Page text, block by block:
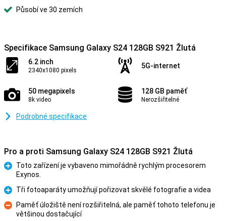
Působí ve 30 zemích
Specifikace Samsung Galaxy S24 128GB S921 Žlutá
6.2 inch
2340x1080 pixels
5G-internet
50 megapixels
8k video
128 GB paměť
Nerozšiřitelné
Podrobné specifikace
Pro a proti Samsung Galaxy S24 128GB S921 Žlutá
Toto zařízení je vybaveno mimořádně rychlým procesorem
Exynos.
Pro
Tři fotoaparáty umožňují pořizovat skvělé fotografie a videa
Proti
Paměť úložiště není rozšiřitelná, ale paměť tohoto telefonu je
většinou dostačující